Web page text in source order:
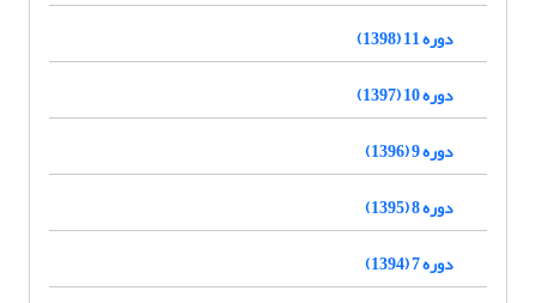
دوره 11 (1398)
دوره 10 (1397)
دوره 9 (1396)
دوره 8 (1395)
دوره 7 (1394)